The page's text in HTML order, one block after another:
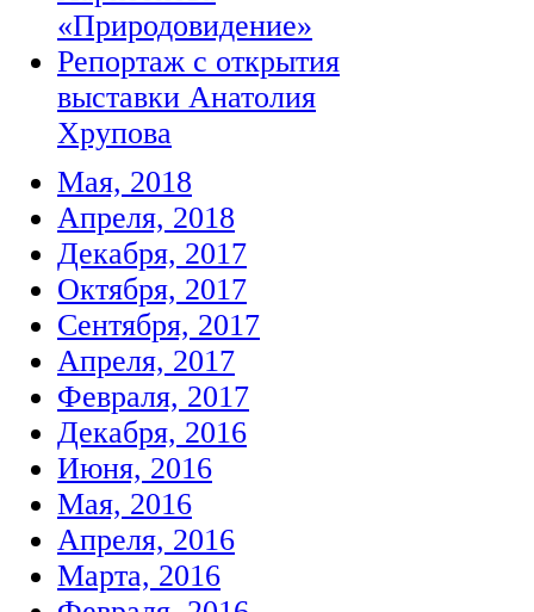
«Природовидение»
Репортаж с открытия
выставки Анатолия
Хрупова
Мая, 2018
Апреля, 2018
Декабря, 2017
Октября, 2017
Сентября, 2017
Апреля, 2017
Февраля, 2017
Декабря, 2016
Июня, 2016
Мая, 2016
Апреля, 2016
Марта, 2016